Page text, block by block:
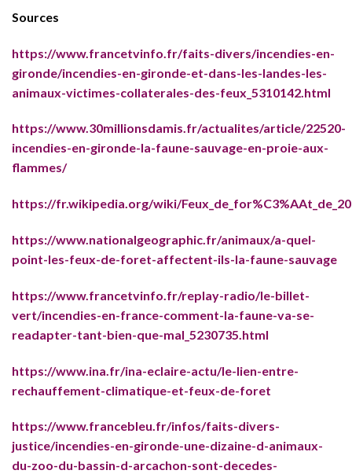
Sources
https://www.francetvinfo.fr/faits-divers/incendies-en-
gironde/incendies-en-gironde-et-dans-les-landes-les-
animaux-victimes-collaterales-des-feux_5310142.html
https://www.30millionsdamis.fr/actualites/article/22520-
incendies-en-gironde-la-faune-sauvage-en-proie-aux-
flammes/
https://fr.wikipedia.org/wiki/
https://www.nationalgeographic.fr/animaux/a-quel-
point-les-feux-de-foret-affectent-ils-la-faune-sauvage
https://www.francetvinfo.fr/replay-radio/le-billet-
vert/incendies-en-france-comment-la-faune-va-se-
readapter-tant-bien-que-mal_5230735.html
https://www.ina.fr/ina-eclaire-actu/le-lien-entre-
rechauffement-climatique-et-feux-de-foret
https://www.francebleu.fr/infos/faits-divers-
justice/incendies-en-gironde-une-dizaine-d-animaux-
du-zoo-du-bassin-d-arcachon-sont-decedes-